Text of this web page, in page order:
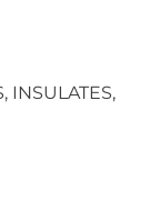
INSULATES,